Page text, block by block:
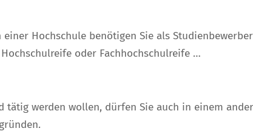
Hochschule benötigen Sie als
oder Fachhochschulreife …
tätig werden wollen, dürfen Sie auch in einem